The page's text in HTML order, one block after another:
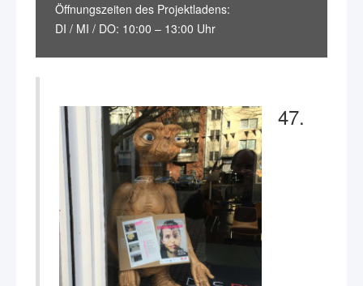
Öffnungszeiten des Projektladens:
DI / MI / DO: 10:00 – 13:00 Uhr
47.